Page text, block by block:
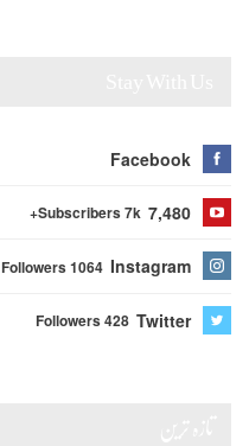
Facebook
7,480
Subscribers 7k+
Instagram
Followers 1064
Twitter
Followers 428